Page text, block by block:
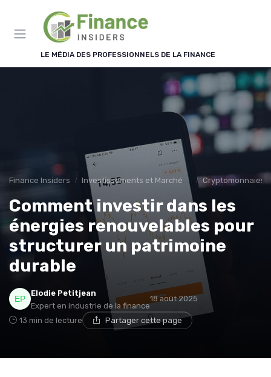
LE MÉDIA DES PROFESSIONNELS DE LA FINANCE
Finance Insiders Investissements et Marchés Financiers Cryptomonnaies
Comment investir dans les
énergies renouvelables pour
structurer un patrimoine
durable
Elodie Petitjean
Expert en industrie de la finance
18 août 2025
13 min de lecture Partager cette page